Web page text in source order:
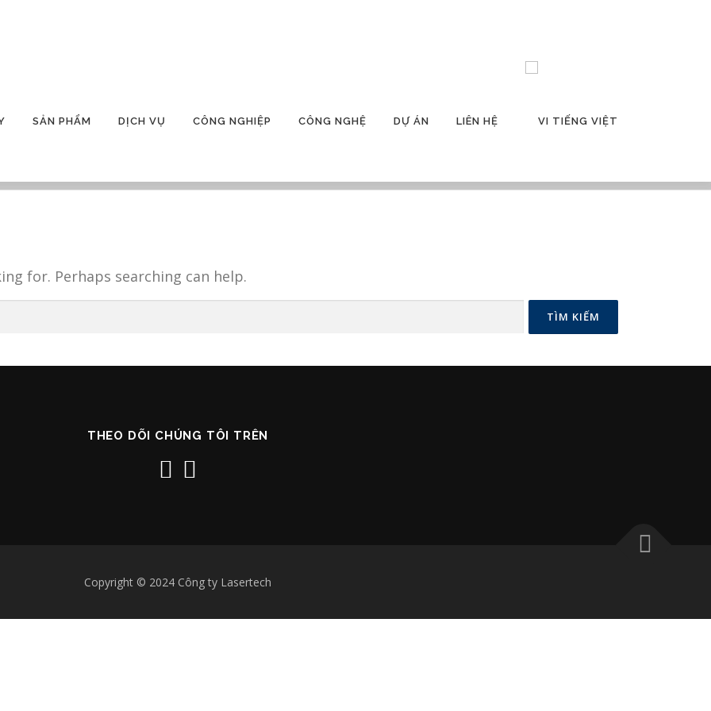
SẢN PHẨM DỊCH VỤ CÔNG NGHIỆP CÔNG NGHỆ DỰ ÁN LIÊN HỆ TIẾNG VIỆT
for. Perhaps searching can help.
THEO DÕI CHÚNG TÔI TRÊN
Copyright © 2024 Công ty Lasertech